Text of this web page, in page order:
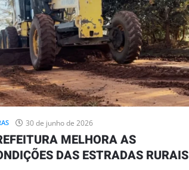
30 de junho de 2026
MELHORA AS
DAS ESTRADAS RURAIS